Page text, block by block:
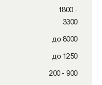
1800 -
3300
до 8000
до 1250
200 - 900